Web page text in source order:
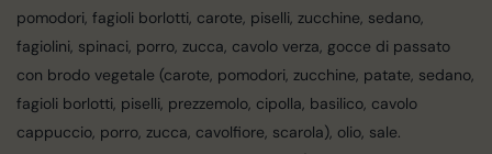
pomodori, fagioli borlotti, carote, piselli, zucchine, sedano,
fagiolini, spinaci, porro, zucca, cavolo verza, gocce di passato
con brodo vegetale (carote, pomodori, zucchine, patate, sedano,
fagioli borlotti, piselli, prezzemolo, cipolla, basilico, cavolo
cappuccio, porro, zucca, cavolfiore, scarola), olio, sale.